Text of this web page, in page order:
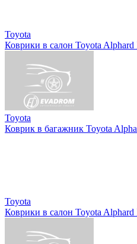
Toyota
Коврики в салон Toyota
Toyota
Коврик в багажник Toyota
Toyota
Коврики в салон Toyota Alphard